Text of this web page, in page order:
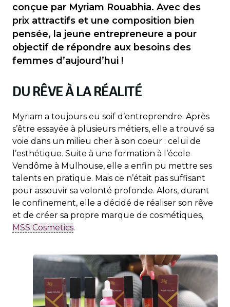
conçue par Myriam Rouabhia. Avec des
prix attractifs et une composition bien
pensée, la jeune entrepreneure a pour
objectif de répondre aux besoins des
femmes d’aujourd’hui !
DU RÊVE À LA RÉALITÉ
Myriam a toujours eu soif d’entreprendre. Après
s’être essayée à plusieurs métiers, elle a trouvé sa
voie dans un milieu cher à son coeur : celui de
l’esthétique. Suite à une formation à l’école
Vendôme à Mulhouse, elle a enfin pu mettre ses
talents en pratique. Mais ce n’était pas suffisant
pour assouvir sa volonté profonde. Alors, durant
le confinement, elle a décidé de réaliser son rêve
et de créer sa propre marque de cosmétiques,
MSS Cosmetics.